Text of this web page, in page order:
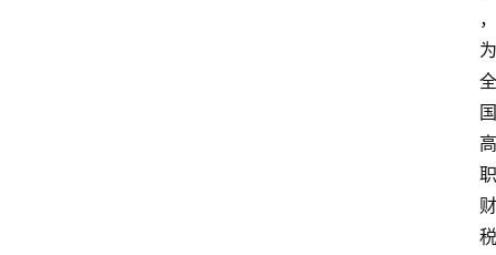
，
为
全
国
高
职
财
税